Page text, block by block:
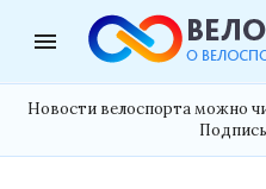
menu
Новости велоспорта можно